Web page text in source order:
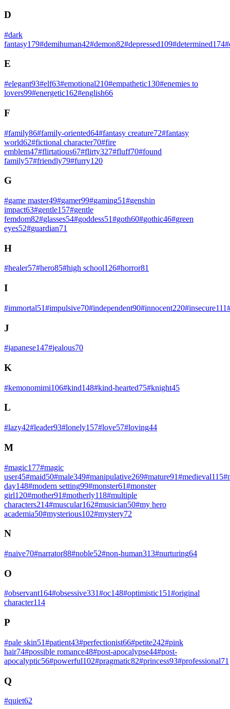
D
#dark
fantasy179#demihuman42#demon82#depressed109#determined174#
E
#elegant93#elf63#emotional210#empathetic130#enemies to
lovers99#energetic162#english66
F
#family86#family-oriented64#fantasy creature72#fantasy
world62#fictional character70#fire
emblem47#flirtatious67#flirty327#fluff70#found
family57#friendly79#furry120
G
#game master49#gamer99#gaming51#genshin
impact63#gentle157#gentle
femdom82#glasses54#goddess51#goth60#gothic46#green
eyes52#guardian71
H
#healer57#hero85#high school126#horror81
I
#immortal51#impulsive70#independent90#innocent220#insecure111
J
#japanese147#jealous70
K
#kemonomimi106#kind148#kind-hearted75#knight45
L
#lazy42#leader93#lonely157#love57#loving44
M
#magic177#magic
user45#maid50#male349#manipulative269#mature91#medieval115#
day148#modern setting99#monster61#monster
girl120#mother91#motherly118#multiple
characters214#muscular162#musician50#my hero
academia50#mysterious102#mystery72
N
#naive70#narrator88#noble52#non-human313#nurturing64
O
#observant164#obsessive331#oc148#optimistic151#original
character114
P
#pale skin51#patient43#perfectionist66#petite242#pink
hair74#possible romance48#post-apocalypse44#post-
apocalyptic56#powerful102#pragmatic82#princess93#professional71
Q
#quiet62